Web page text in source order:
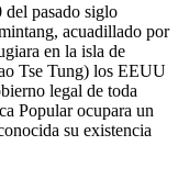
del pasado siglo
acuadillado por
en la isla de
Tse Tung) los EEUU
legal de toda
Popular ocupara un
su existencia